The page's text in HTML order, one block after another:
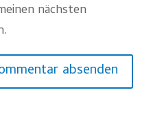
nächsten